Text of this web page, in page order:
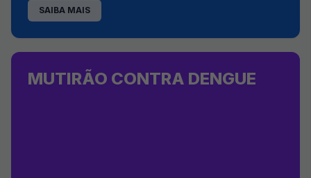
SAIBA MAIS
MUTIRÃO CONTRA DENGUE